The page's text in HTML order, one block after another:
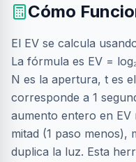
Cómo
El EV se calcula
La fórmula es EV =
N es la apertura, t es
corresponde a 1
aumento entero en
mitad (1 paso menos),
duplica la luz. Esta